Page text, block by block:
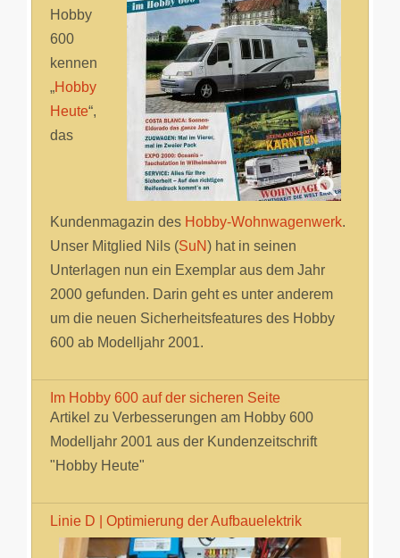
Hobby
600
kennen
„Hobby
Heute“,
das
Kundenmagazin des Hobby-Wohnwagenwerk.
Unser Mitglied Nils (SuN) hat in seinen
Unterlagen nun ein Exemplar aus dem Jahr
2000 gefunden. Darin geht es unter anderem
um die neuen Sicherheitsfeatures des Hobby
600 ab Modelljahr 2001.
Im Hobby 600 auf der sicheren Seite
Artikel zu Verbesserungen am Hobby 600
Modelljahr 2001 aus der Kundenzeitschrift
"Hobby Heute"
Linie D | Optimierung der Aufbauelektrik